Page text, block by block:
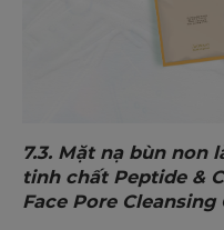
7.3. Mặt nạ bùn non
tinh chất Peptide &
Face Pore Cleansing